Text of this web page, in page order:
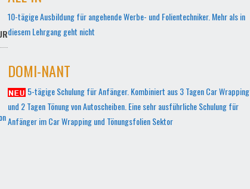
10-tägige Ausbildung für angehende Werbe- und Folientechniker. Mehr als in
diesem Lehrgang geht nicht
DOMI-NANT
5-tägige Schulung für Anfänger. Kombiniert aus 3 Tagen Car Wrapping
und 2 Tagen Tönung von Autoscheiben. Eine sehr ausführliche Schulung für
Anfänger im Car Wrapping und Tönungsfolien Sektor